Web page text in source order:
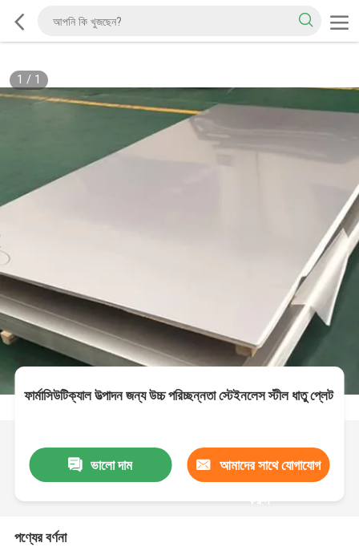
1 / 1
ফার্মাসিউটিক্যাল উত্পাদন জন্য উচ্চ পরিচ্ছন্নতা স্টেইনলেস স্টীল ধাতু প্লেট
ভালো দাম আমাদের সাথে যোগাযোগ
করুন
পণ্যের বর্ণনা